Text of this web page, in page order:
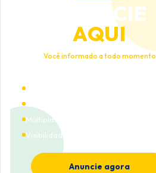
ANUNCIE
AQUI
Você informado a todo momento
Múltiplas categorias
Visibilidade premium
Anuncie agora